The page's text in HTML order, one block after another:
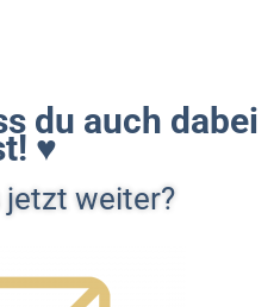
du auch dabei
♥
jetzt weiter?